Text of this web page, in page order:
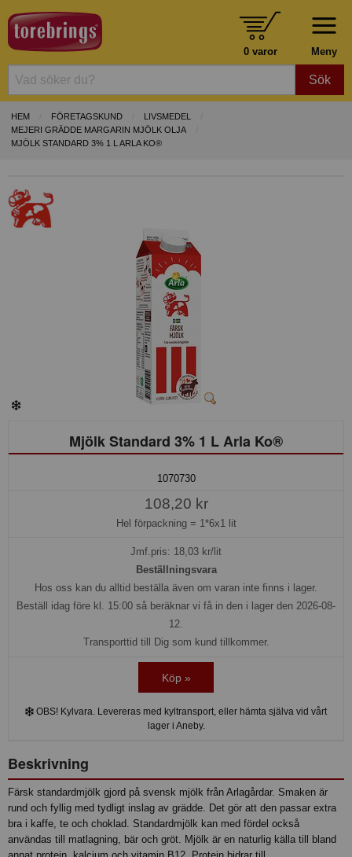
Meny
0 varor
Sök
HEM FÖRETAGSKUND
LIVSMEDEL
MEJERI GRÄDDE MARGARIN MJÖLK OLJA
MJÖLK STANDARD 3% 1 L ARLA KO®
Mjölk Standard 3% 1 L Arla Ko®
1070730
108,20 kr
Hel förpackning = 1*6x1 lit
Jmf.pris: 18,03 kr/lit
Beställningsvara
Hos oss kan du alltid beställa även om varan inte finns i lager.
Beställ idag före kl. 15:00 så beräknar vi få in den i lager den 2026-08-
12.
Transporttid till Dig som kund tillkommer.
Köp »
OBS! Kylvara. Levereras med kyltransport, eller hämta själva vid vårt
lager i Aneby.
Beskrivning
Färsk standardmjölk gjord på svensk mjölk från Arlagårdar. Smaken är
rund och fyllig med tydligt inslag av grädde. Det gör att den passar extra
bra i kaffe, te och choklad. Standardmjölk kan med fördel också
användas till matlagning, bär och gröt. Mjölk är en naturlig källa till bland